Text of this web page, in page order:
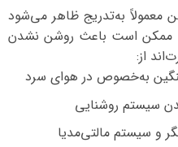
معمولاً به‌تدریج ظاهر می‌شود
ممکن است باعث روشن نشدن
از:
به‌خصوص در هوای سرد
سیستم روشنایی
و سیستم مالتی‌مدیا